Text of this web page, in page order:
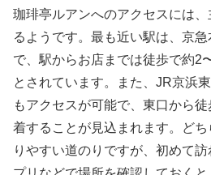
珈琲亭ルアンへのアクセスには
るようです。最も近い駅は、京急
で、駅からお店までは徒歩で約2
とされています。また、JR京浜
もアクセスが可能で、東口から
着することが見込まれます。ど
りやすい道のりですが、初めて